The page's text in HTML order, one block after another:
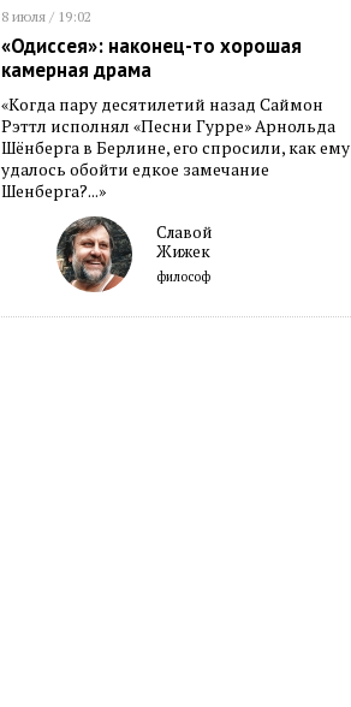
8 июля / 19:02
«Одиссея»: наконец-то хорошая
камерная драма
«Когда пару десятилетий назад Саймон
Рэттл исполнял «Песни Гурре» Арнольда
Шёнберга в Берлине, его спросили, как ему
удалось обойти едкое замечание
Шенберга?...»
Славой
Жижек
философ